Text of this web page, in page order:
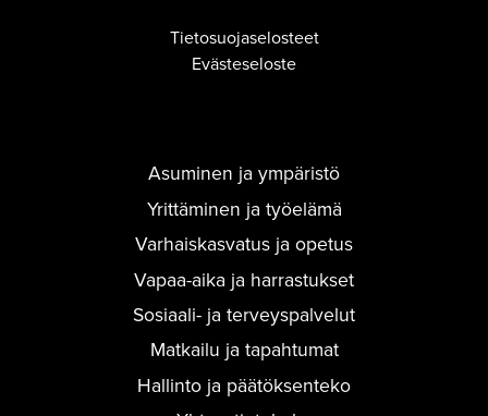
Tietosuojaselosteet
Evästeseloste
Asuminen ja ympäristö
Yrittäminen ja työelämä
Varhaiskasvatus ja opetus
Vapaa-aika ja harrastukset
Sosiaali- ja terveyspalvelut
Matkailu ja tapahtumat
Hallinto ja päätöksenteko